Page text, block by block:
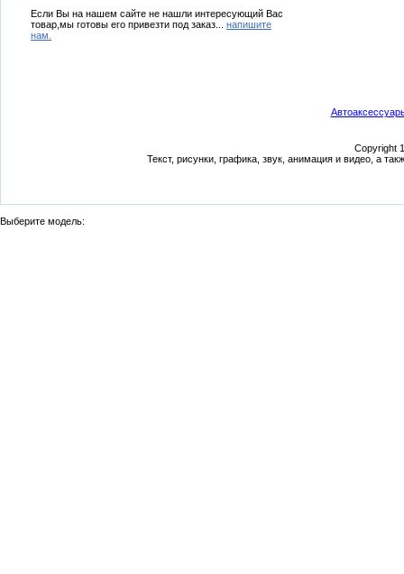
Если Вы на нашем сайте не нашли интересующий Вас
товар,мы готовы его привезти под заказ... напишите
нам.
Copyright
Текст, рисунки, графика, звук, анимация и видео, а
Выберите модель: